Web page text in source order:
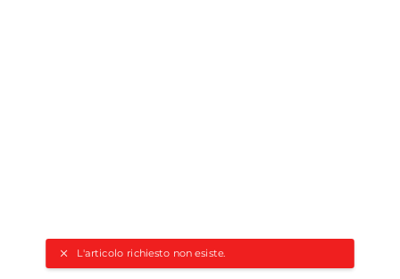
L'articolo richiesto non esiste.